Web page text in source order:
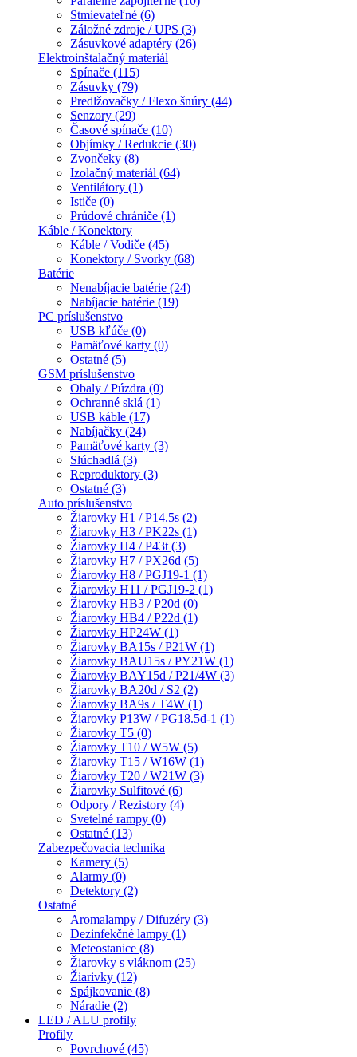
Stmievateľné (6)
Záložné zdroje / UPS (3)
Zásuvkové adaptéry (26)
Elektroinštalačný materiál
Spínače (115)
Zásuvky (79)
Predlžovačky / Flexo šnúry (44)
Senzory (29)
Časové spínače (10)
Objímky / Redukcie (30)
Zvončeky (8)
Izolačný materiál (64)
Ventilátory (1)
Ističe (0)
Prúdové chrániče (1)
Káble / Konektory
Káble / Vodiče (45)
Konektory / Svorky (68)
Batérie
Nenabíjacie batérie (24)
Nabíjacie batérie (19)
PC príslušenstvo
USB kľúče (0)
Pamäťové karty (0)
Ostatné (5)
GSM príslušenstvo
Obaly / Púzdra (0)
Ochranné sklá (1)
USB káble (17)
Nabíjačky (24)
Pamäťové karty (3)
Slúchadlá (3)
Reproduktory (3)
Ostatné (3)
Auto príslušenstvo
Žiarovky H1 / P14.5s (2)
Žiarovky H3 / PK22s (1)
Žiarovky H4 / P43t (3)
Žiarovky H7 / PX26d (5)
Žiarovky H8 / PGJ19-1 (1)
Žiarovky H11 / PGJ19-2 (1)
Žiarovky HB3 / P20d (0)
Žiarovky HB4 / P22d (1)
Žiarovky HP24W (1)
Žiarovky BA15s / P21W (1)
Žiarovky BAU15s / PY21W (1)
Žiarovky BAY15d / P21/4W (3)
Žiarovky BA20d / S2 (2)
Žiarovky BA9s / T4W (1)
Žiarovky P13W / PG18.5d-1 (1)
Žiarovky T5 (0)
Žiarovky T10 / W5W (5)
Žiarovky T15 / W16W (1)
Žiarovky T20 / W21W (3)
Žiarovky Sulfitové (6)
Odpory / Rezistory (4)
Svetelné rampy (0)
Ostatné (13)
Zabezpečovacia technika
Kamery (5)
Alarmy (0)
Detektory (2)
Ostatné
Aromalampy / Difuzéry (3)
Dezinfekčné lampy (1)
Meteostanice (8)
Žiarovky s vláknom (25)
Žiarivky (12)
Spájkovanie (8)
Náradie (2)
LED / ALU profily
Profily
Povrchové (45)